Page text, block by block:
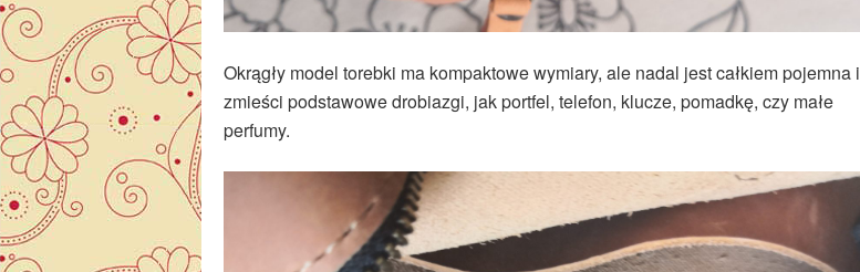
Okrągły model torebki ma kompaktowe wymiary, ale nadal jest całkiem pojemna i
zmieści podstawowe drobiazgi, jak portfel, telefon, klucze, pomadkę, czy małe
perfumy.